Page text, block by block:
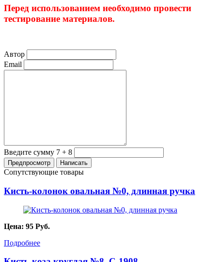
Перед использованием необходимо провести
тестирование материалов.
Автор
Email
Введите сумму 7 + 8
Сопутствующие товары
Кисть-колонок овальная №0, длинная ручка
Цена: 95 Руб.
Подробнее